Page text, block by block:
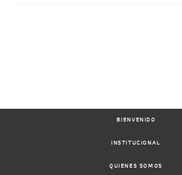
BIENVENIDO
INSTITUCIONAL
QUIENES SOMOS